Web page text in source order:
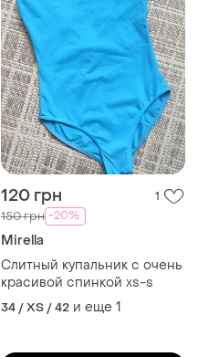
120 грн 1
150 грн -20%
Mirella
Слитный купальник с очень
красивой спинкой xs-s
34 / XS / 42 и еще 1